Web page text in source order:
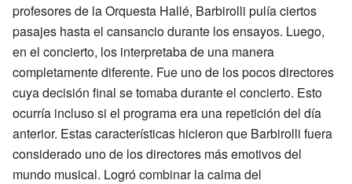
profesores de la Orquesta Hallé, Barbirolli pulía ciertos
pasajes hasta el cansancio durante los ensayos. Luego,
en el concierto, los interpretaba de una manera
completamente diferente. Fue uno de los pocos directores
cuya decisión final se tomaba durante el concierto. Esto
ocurría incluso si el programa era una repetición del día
anterior. Estas características hicieron que Barbirolli fuera
considerado uno de los directores más emotivos del
mundo musical. Logró combinar la calma del